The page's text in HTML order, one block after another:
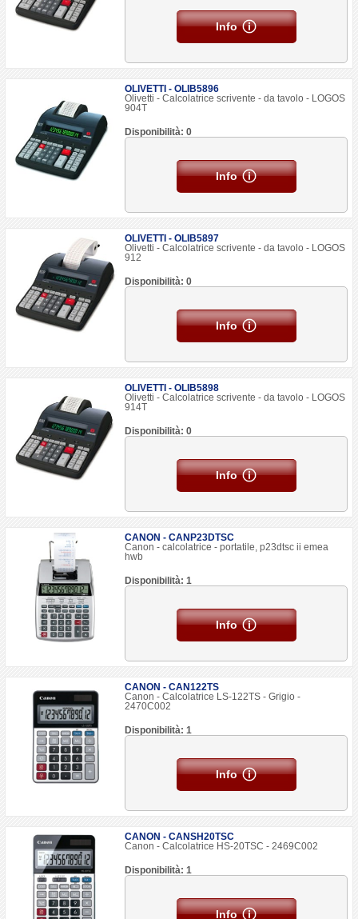
Info
OLIVETTI - OLIB5896
Olivetti - Calcolatrice scrivente - da tavolo - LOGOS
904T
Disponibilità: 0
Info
OLIVETTI - OLIB5897
Olivetti - Calcolatrice scrivente - da tavolo - LOGOS
912
Disponibilità: 0
Info
OLIVETTI - OLIB5898
Olivetti - Calcolatrice scrivente - da tavolo - LOGOS
914T
Disponibilità: 0
Info
CANON - CANP23DTSC
Canon - calcolatrice - portatile, p23dtsc ii emea
hwb
Disponibilità: 1
Info
CANON - CAN122TS
Canon - Calcolatrice LS-122TS - Grigio -
2470C002
Disponibilità: 1
Info
CANON - CANSH20TSC
Canon - Calcolatrice HS-20TSC - 2469C002
Disponibilità: 1
Info